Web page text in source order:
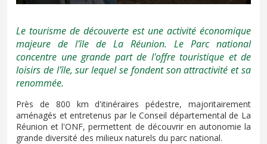
Le tourisme de découverte est une activité économique
majeure de l'île de La Réunion. Le Parc national
concentre une grande part de l'offre touristique et de
loisirs de l'île, sur lequel se fondent son attractivité et sa
renommée.
Près de 800 km d'itinéraires pédestre, majoritairement
aménagés et entretenus par le Conseil départemental de La
Réunion et l'ONF, permettent de découvrir en autonomie la
grande diversité des milieux naturels du parc national.